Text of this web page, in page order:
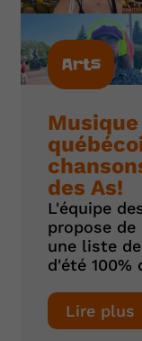
Arts
Musique
des As!
L'équipe
propose de
une liste
d'été 100%
Lire plus